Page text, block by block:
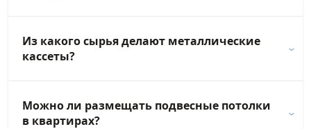
Из какого сырья делают металлические
кассеты?
Можно ли размещать подвесные потолки
в квартирах?